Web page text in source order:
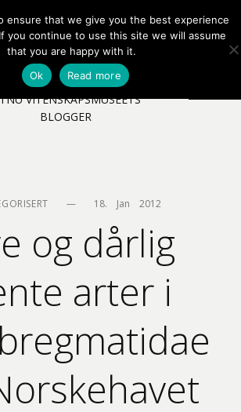
MENY EN NB
VITENSKAPSMUSEETS
BLOGGER
— 18.    Jan    2012
og dårlig
arter i
ensure that we give you the best experience
you continue to use this site we will assume
that you are happy with it.
Ok
Read more